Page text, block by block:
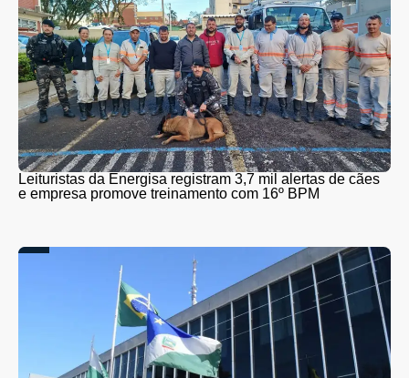
Leituristas da Energisa registram 3,7 mil alertas de cães
e empresa promove treinamento com 16º BPM